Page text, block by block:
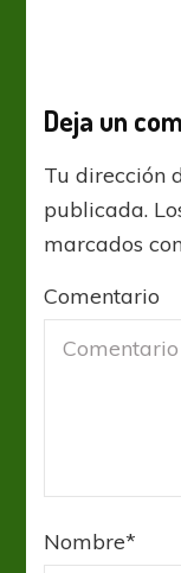
Deja un
Tu dirección
publicada.
marcados
Comentario
Nombre*